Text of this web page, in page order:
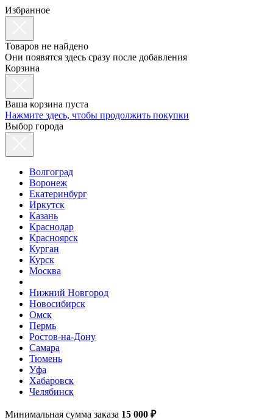
Избранное
Товаров не найдено
Они появятся здесь сразу после добавления
Корзина
Ваша корзина пуста
Нажмите здесь, чтобы продолжить покупки
Выбор города
Волгоград
Воронеж
Екатеринбург
Иркутск
Казань
Краснодар
Красноярск
Курган
Курск
Москва
Нижний Новгород
Новосибирск
Омск
Пермь
Ростов-на-Дону
Самара
Тюмень
Уфа
Хабаровск
Челябинск
Минимальная сумма заказа 15 000 ₽